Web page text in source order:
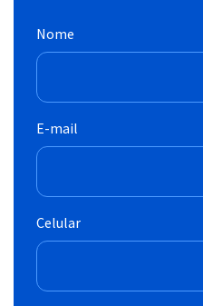
Nome
E-mail
Celular